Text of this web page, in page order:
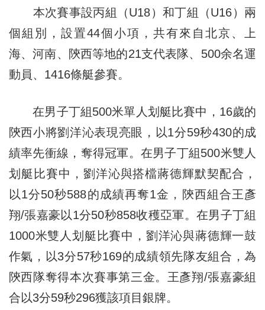
本次賽事設丙組（U18）和丁組（U16）兩
個組別，設置44個小項，共有來自北京、上
海、河南、陝西等地的21支代表隊、500余名運
動員、1416條艇參賽。
在男子丁組500米單人划艇比賽中，16歲的
陝西小將劉洋沁表現亮眼，以1分59秒430的成
績率先衝線，奪得冠軍。在男子丁組500米雙人
划艇比賽中，劉洋沁與搭檔蔣德輝默契配合，
以1分50秒588的成績再奪1金，陝西組合王彥
翔/張嘉豪以1分50秒858收穫亞軍。在男子丁組
1000米雙人划艇比賽中，劉洋沁與蔣德輝一鼓
作氣，以3分57秒169的成績領先隊友組合，為
陝西隊奪得本次賽事第三金。王彥翔/張嘉豪組
合以3分59秒296獲該項目銀牌。